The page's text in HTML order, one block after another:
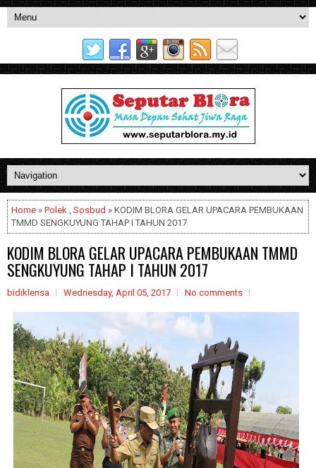
Home » Polek , Sosbud » KODIM BLORA GELAR UPACARA PEMBUKAAN
TMMD SENGKUYUNG TAHAP I TAHUN 2017
KODIM BLORA GELAR UPACARA PEMBUKAAN TMMD
SENGKUYUNG TAHAP I TAHUN 2017
bidiklensa Wednesday, April 05, 2017 No comments